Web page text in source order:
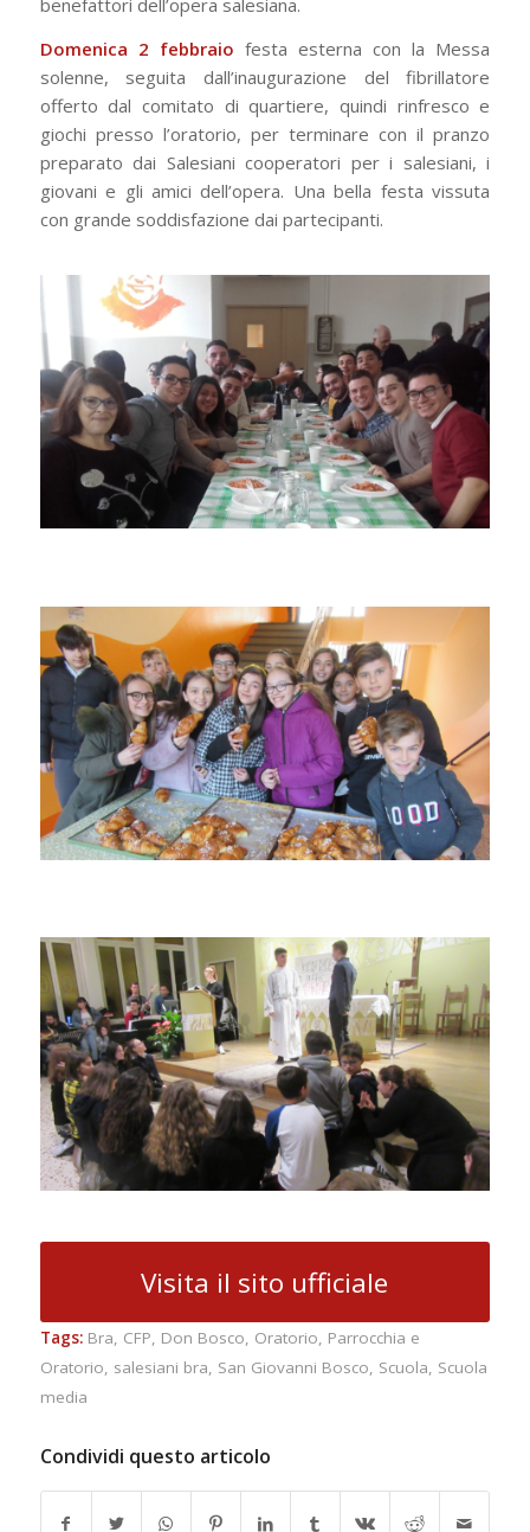
Domenica 2 febbraio festa esterna con la Messa
solenne, seguita dall’inaugurazione del fibrillatore
offerto dal comitato di quartiere, quindi rinfresco e
giochi presso l’oratorio, per terminare con il pranzo
preparato dai Salesiani cooperatori per i salesiani, i
giovani e gli amici dell’opera. Una bella festa vissuta
con grande soddisfazione dai partecipanti.
Visita il sito ufficiale
Tags: Bra, CFP, Don Bosco, Oratorio, Parrocchia e
Oratorio, salesiani bra, San Giovanni Bosco, Scuola, Scuola
media
Condividi questo articolo